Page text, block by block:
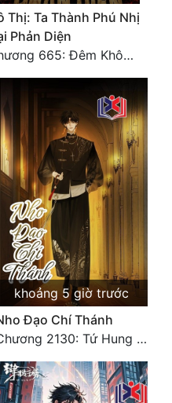
Thị: Ta Thành Phú Nhị
Phản Diện
Chương 665: Đêm Không Dấu Vết
khoảng 5 giờ trước
Đạo Chí Thánh
Chương 2130: Tứ Hung Cổ Yêu